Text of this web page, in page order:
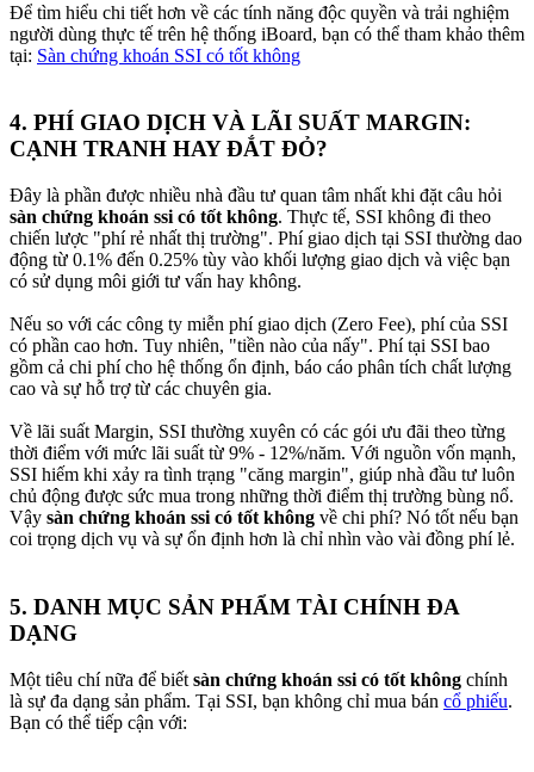
Để tìm hiểu chi tiết hơn về các tính năng độc quyền và trải nghiệm
người dùng thực tế trên hệ thống iBoard, bạn có thể tham khảo thêm
tại: Sàn chứng khoán SSI có tốt không
4. PHÍ GIAO DỊCH VÀ LÃI SUẤT MARGIN:
CẠNH TRANH HAY ĐẮT ĐỎ?​
Đây là phần được nhiều nhà đầu tư quan tâm nhất khi đặt câu hỏi
sàn chứng khoán ssi có tốt không. Thực tế, SSI không đi theo
chiến lược "phí rẻ nhất thị trường". Phí giao dịch tại SSI thường dao
động từ 0.1% đến 0.25% tùy vào khối lượng giao dịch và việc bạn
có sử dụng môi giới tư vấn hay không.
Nếu so với các công ty miễn phí giao dịch (Zero Fee), phí của SSI
có phần cao hơn. Tuy nhiên, "tiền nào của nấy". Phí tại SSI bao
gồm cả chi phí cho hệ thống ổn định, báo cáo phân tích chất lượng
cao và sự hỗ trợ từ các chuyên gia.
Về lãi suất Margin, SSI thường xuyên có các gói ưu đãi theo từng
thời điểm với mức lãi suất từ 9% - 12%/năm. Với nguồn vốn mạnh,
SSI hiếm khi xảy ra tình trạng "căng margin", giúp nhà đầu tư luôn
chủ động được sức mua trong những thời điểm thị trường bùng nổ.
Vậy sàn chứng khoán ssi có tốt không về chi phí? Nó tốt nếu bạn
coi trọng dịch vụ và sự ổn định hơn là chỉ nhìn vào vài đồng phí lẻ.
5. DANH MỤC SẢN PHẨM TÀI CHÍNH ĐA
DẠNG​
Một tiêu chí nữa để biết sàn chứng khoán ssi có tốt không chính
là sự đa dạng sản phẩm. Tại SSI, bạn không chỉ mua bán cổ phiếu.
Bạn có thể tiếp cận với: